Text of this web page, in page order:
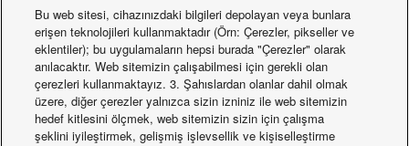
Bu web sitesi, cihazınızdaki bilgileri depolayan veya bunlara
erişen teknolojileri kullanmaktadır (Örn: Çerezler, pikseller ve
eklentiler); bu uygulamaların hepsi burada "Çerezler" olarak
anılacaktır. Web sitemizin çalışabilmesi için gerekli olan
çerezleri kullanmaktayız. 3. Şahıslardan olanlar dahil olmak
üzere, diğer çerezler yalnızca sizin izniniz ile web sitemizin
hedef kitlesini ölçmek, web sitemizin sizin için çalışma
şeklini iyileştirmek, gelişmiş işlevsellik ve kişiselleştirme